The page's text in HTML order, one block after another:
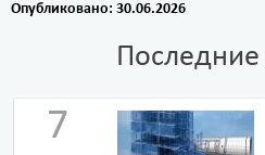
Опубликовано: 30.06.2026
Последние
7